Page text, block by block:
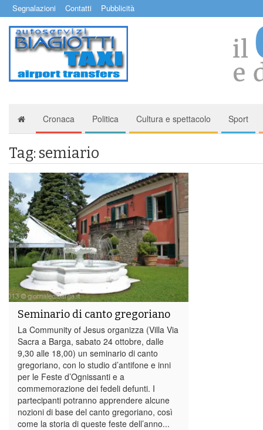
Segnalazioni Contatti Pubblicità
Cronaca Politica Cultura e spettacolo Sport
Tag: semiario
Seminario di canto gregoriano
La Community of Jesus organizza (Villa Via
Sacra a Barga, sabato 24 ottobre, dalle
9,30 alle 18,00) un seminario di canto
gregoriano, con lo studio d’antifone e inni
per le Feste d’Ognissanti e a
commemorazione dei fedeli defunti. I
partecipanti potranno apprendere alcune
nozioni di base del canto gregoriano, così
come la storia di queste feste dell’anno...